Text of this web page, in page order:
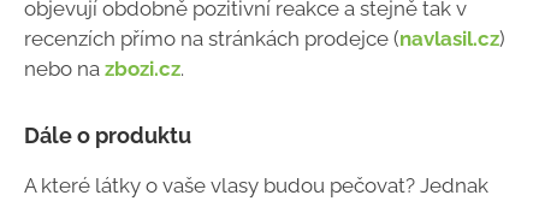
objevují obdobně pozitivní reakce a stejně tak v
recenzích přímo na stránkách prodejce (navlasil.cz)
nebo na zbozi.cz.
Dále o produktu
A které látky o vaše vlasy budou pečovat? Jednak